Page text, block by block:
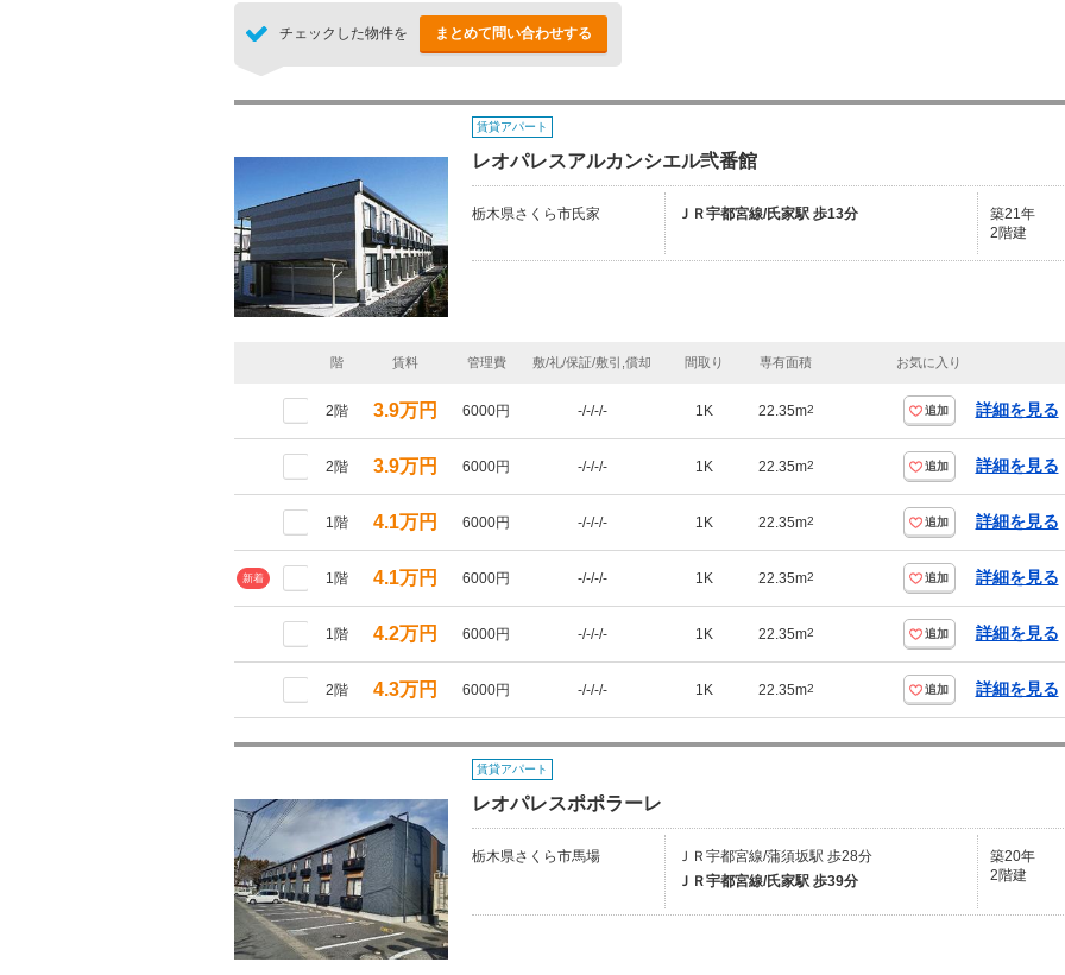
チェックした物件を まとめて問い合わせする
賃貸アパート
レオパレスアルカンシエル弐番館
栃木県さくら市氏家 ＪＲ宇都宮線/氏家駅 歩13分
築21年
2階建
階 賃料 管理費 敷/礼/保証/敷引,償却 間取り 専有面積 お気に入り
2階 3.9万円 6000円 -/-/-/- 1K 22.35m2 追加 詳細を見る
2階 3.9万円 6000円 -/-/-/- 1K 22.35m2 追加 詳細を見る
1階 4.1万円 6000円 -/-/-/- 1K 22.35m2 追加 詳細を見る
新着 1階 4.1万円 6000円 -/-/-/- 1K 22.35m2 追加 詳細を見る
1階 4.2万円 6000円 -/-/-/- 1K 22.35m2 追加 詳細を見る
2階 4.3万円 6000円 -/-/-/- 1K 22.35m2 追加 詳細を見る
賃貸アパート
レオパレスポポラーレ
栃木県さくら市馬場
ＪＲ宇都宮線/蒲須坂駅 歩28分
ＪＲ宇都宮線/氏家駅 歩39分
築20年
2階建